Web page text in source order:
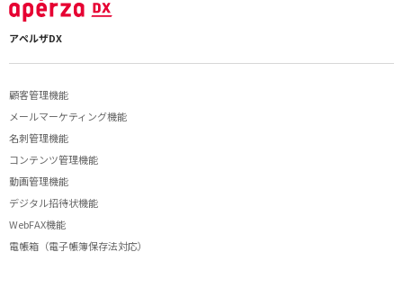
アペルザDX
顧客管理機能
メールマーケティング機能
名刺管理機能
コンテンツ管理機能
動画管理機能
デジタル招待状機能
WebFAX機能
電帳箱（電子帳簿保存法対応）